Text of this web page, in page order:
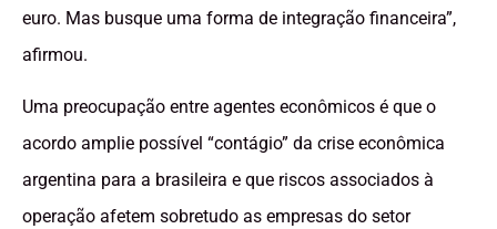
euro. Mas busque uma forma de integração financeira”,
afirmou.
Uma preocupação entre agentes econômicos é que o
acordo amplie possível “contágio” da crise econômica
argentina para a brasileira e que riscos associados à
operação afetem sobretudo as empresas do setor